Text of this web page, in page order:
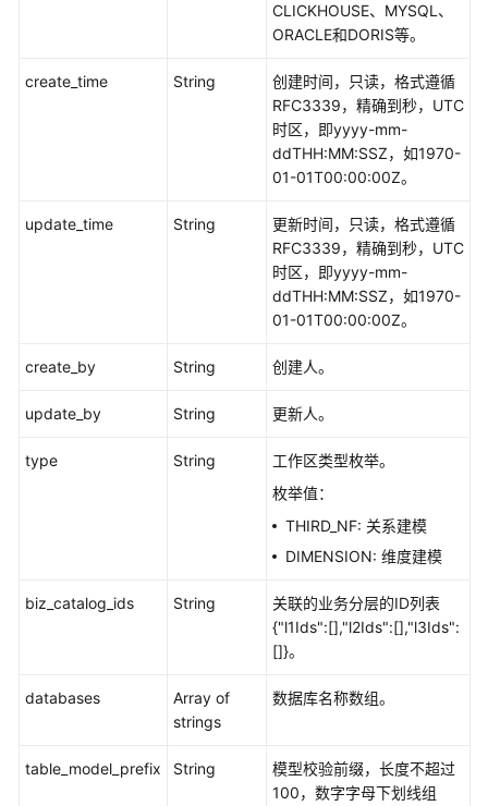
目
子
衍
指
指
接
CLICKHOUSE、MYSQL、
ORACLE和DORIS等。
create_time String
创建时间，只读，格式遵循
RFC3339，精确到秒，UTC
时区，即yyyy-mm-
ddTHH:MM:SSZ，如1970-
01-01T00:00:00Z。
update_time String
更新时间，只读，格式遵循
RFC3339，精确到秒，UTC
时区，即yyyy-mm-
ddTHH:MM:SSZ，如1970-
01-01T00:00:00Z。
create_by String 创建人。
update_by String 更新人。
type String
工作区类型枚举。
枚举值：
THIRD_NF: 关系建模
DIMENSION: 维度建模
biz_catalog_ids String
关联的业务分层的ID列表
{"l1Ids":[],"l2Ids":[],"l3Ids":
[]}。
databases
Array of
strings
数据库名称数组。
table_model_prefix String
模型校验前缀，长度不超过
100，数字字母下划线组